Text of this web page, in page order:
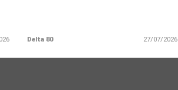
Delta 80 27/07/2026